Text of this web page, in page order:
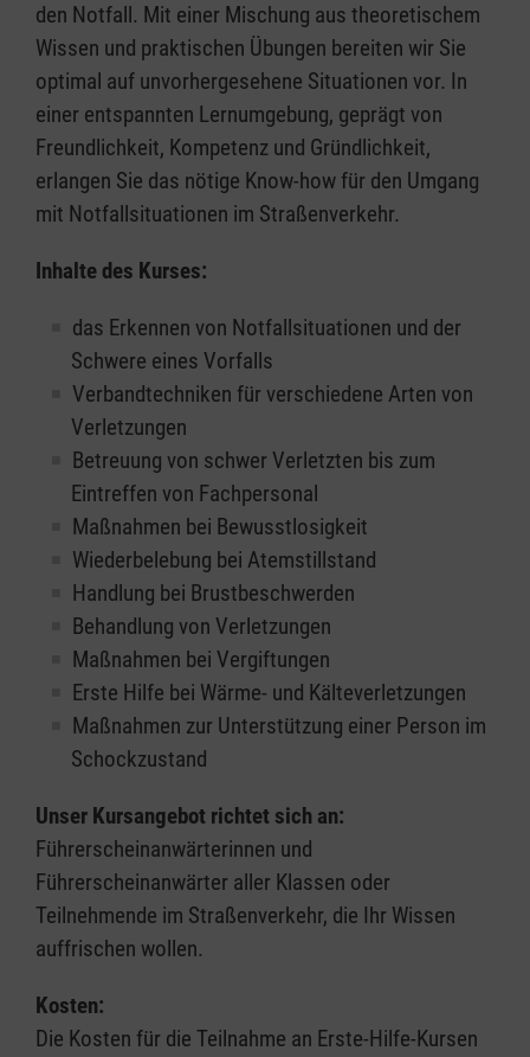
den Notfall. Mit einer Mischung aus theoretischem
Wissen und praktischen Übungen bereiten wir Sie
optimal auf unvorhergesehene Situationen vor. In
einer entspannten Lernumgebung, geprägt von
Freundlichkeit, Kompetenz und Gründlichkeit,
erlangen Sie das nötige Know-how für den Umgang
mit Notfallsituationen im Straßenverkehr.
Inhalte des Kurses:
das Erkennen von Notfallsituationen und der
Schwere eines Vorfalls
Verbandtechniken für verschiedene Arten von
Verletzungen
Betreuung von schwer Verletzten bis zum
Eintreffen von Fachpersonal
Maßnahmen bei Bewusstlosigkeit
Wiederbelebung bei Atemstillstand
Handlung bei Brustbeschwerden
Behandlung von Verletzungen
Maßnahmen bei Vergiftungen
Erste Hilfe bei Wärme- und Kälteverletzungen
Maßnahmen zur Unterstützung einer Person im
Schockzustand
Unser Kursangebot richtet sich an:
Führerscheinanwärterinnen und
Führerscheinanwärter aller Klassen oder
Teilnehmende im Straßenverkehr, die Ihr Wissen
auffrischen wollen.
Kosten:
Die Kosten für die Teilnahme an Erste-Hilfe-Kursen